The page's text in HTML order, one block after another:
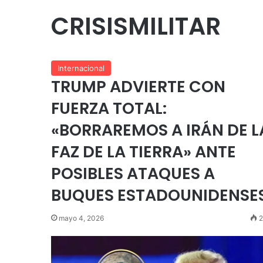
CRISISMILITAR
Internacional
TRUMP ADVIERTE CON
FUERZA TOTAL:
«BORRAREMOS A IRÁN DE
FAZ DE LA TIERRA» ANTE
POSIBLES ATAQUES A
BUQUES
mayo 4, 2026